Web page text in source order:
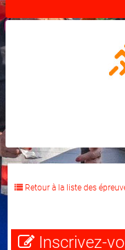
Retour à la liste des
Inscrivez-